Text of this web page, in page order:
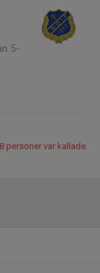
5-
personer var kallade.